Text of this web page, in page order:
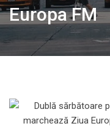
Europa FM